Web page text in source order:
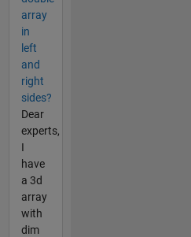
array
in
left
and
right
sides?
Dear
experts,
I
have
a 3d
array
with
dim